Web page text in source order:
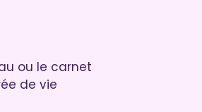
ou le carnet
de vie